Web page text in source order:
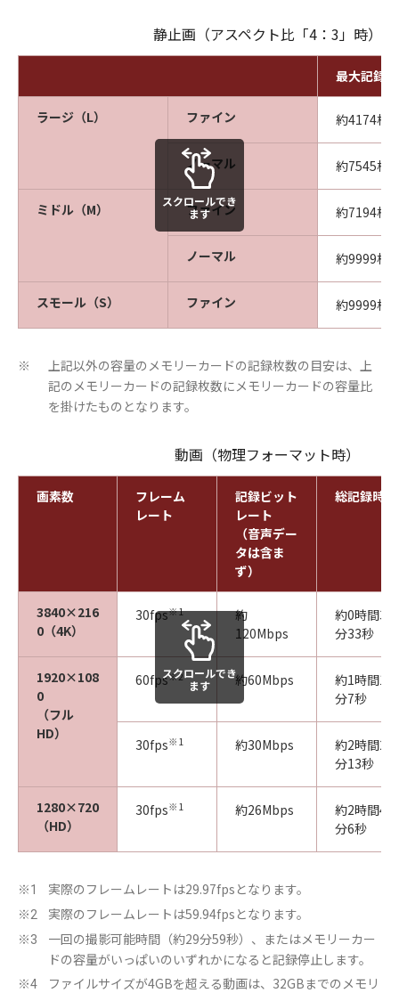
静止画（アスペクト比「4：3」時）
最大記録
ラージ（L） ファイン 約4174枚
ノーマル 約7545枚
ミドル（M） ファイン 約7194枚
ノーマル 約9999枚
スモール（S） ファイン 約9999枚
スクロールでき
ます
※
上記以外の容量のメモリーカードの記録枚数の目安は、上
記のメモリーカードの記録枚数にメモリーカードの容量比
を掛けたものとなります。
動画（物理フォーマット時）
画素数
フレーム
レート
記録ビット
レート
（音声デー
タは含ま
ず）
総記録時間
3840×216
0（4K）
30fps※1
約
120Mbps
約0時間35
分33秒
1920×108
0
（フル
HD）
60fps※2 約60Mbps
約1時間11
分7秒
30fps※1 約30Mbps
約2時間22
分13秒
1280×720
（HD）
30fps※1 約26Mbps
約2時間44
分6秒
スクロールでき
ます
※1 実際のフレームレートは29.97fpsとなります。
※2 実際のフレームレートは59.94fpsとなります。
※3
一回の撮影可能時間（約29分59秒）、またはメモリーカー
ドの容量がいっぱいのいずれかになると記録停止します。
※4
ファイルサイズが4GBを超える動画は、32GBまでのメモリ